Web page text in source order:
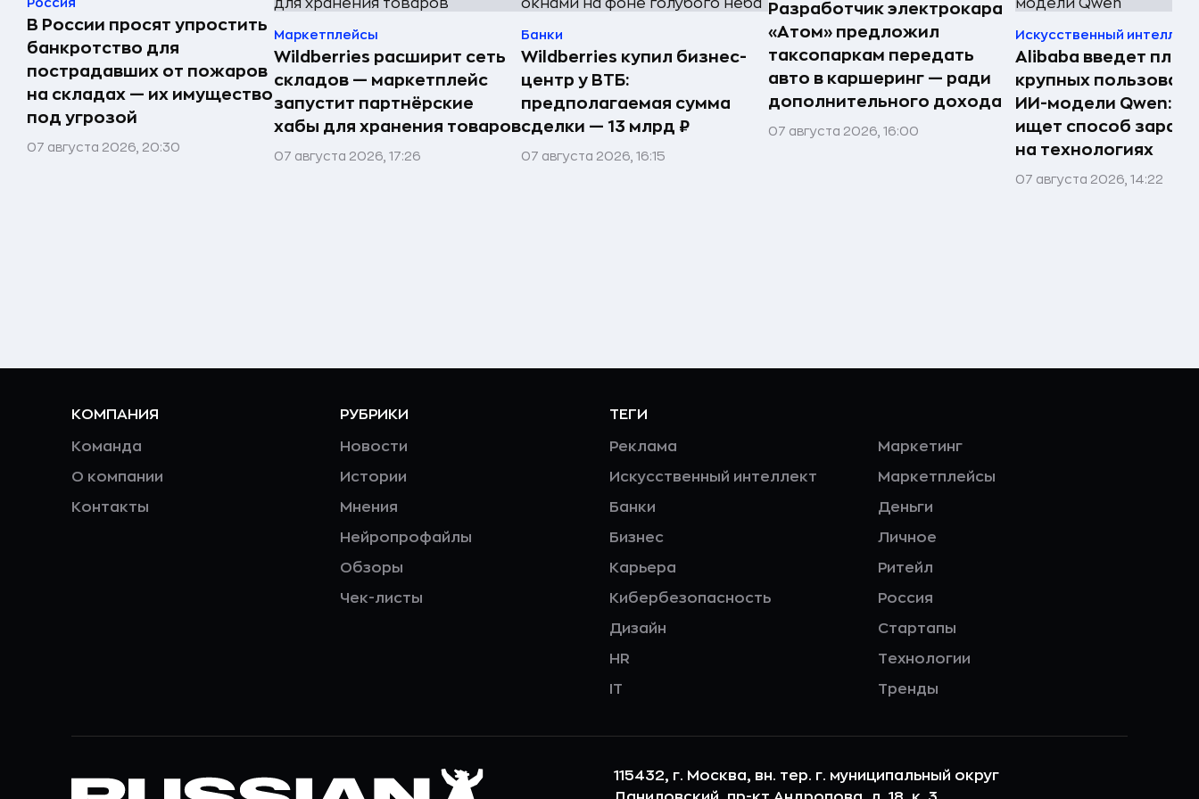
В России просят упростить
банкротство для
пострадавших от пожаров
на складах — их имущество
под угрозой
07 августа 2026, 20:30
Маркетплейсы
Wildberries расширит сеть
складов — маркетплейс
запустит партнёрские
хабы для хранения товаров
07 августа 2026, 17:26
Банки
Wildberries купил бизнес-
центр у ВТБ:
предполагаемая сумма
сделки — 13 млрд ₽
07 августа 2026, 16:15
Разработчик электрокара
«Атом» предложил
таксопаркам передать
авто в каршеринг — ради
дополнительного дохода
07 августа 2026, 16:00
Искусственный
Alibaba введет
крупных
ИИ-модели Qwen:
ищет способ
на технологиях
07 августа 2026, 14:22
КОМПАНИЯ
Команда
О компании
Контакты
РУБРИКИ
Новости
Истории
Мнения
Нейропрофайлы
Обзоры
Чек-листы
ТЕГИ
Реклама
Искусственный интеллект
Банки
Бизнес
Карьера
Кибербезопасность
Дизайн
HR
IT
Маркетинг
Маркетплейсы
Деньги
Личное
Ритейл
Россия
Стартапы
Технологии
Тренды
115432, г. Москва, вн. тер. г. муниципальный округ